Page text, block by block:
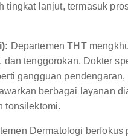
tingkat lanjut, termasuk
Departemen THT
dan tenggorokan. Dokter
gangguan
berbagai layanan
tonsilektomi.
Dermatologi